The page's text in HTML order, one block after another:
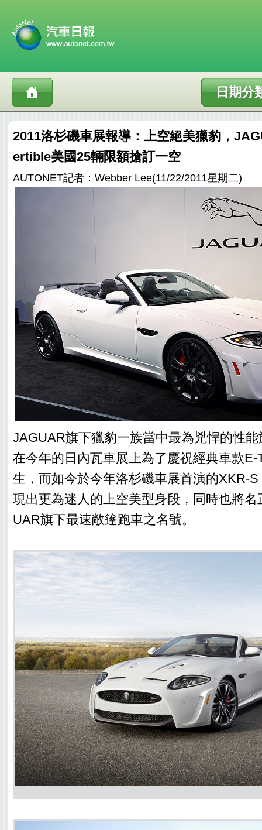
日期分
2011洛杉磯車展報導：上空絕美獵豹，
ertible美國25輛限額搶訂一空
AUTONET記者：Webber Lee(11/22/2011星期二)
JAGUAR旗下獵豹一族當中最為兇悍的性
在今年的日內瓦車展上為了慶祝經典車款E-
生，而如今於今年洛杉磯車展首演的XKR-
現出更為迷人的上空美型身段，同時也將
UAR旗下最速敞篷跑車之名號。